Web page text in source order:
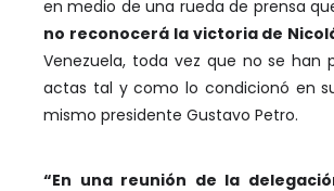
en medio de una rueda de prensa
no reconocerá la victoria de
Venezuela, toda vez que no se han
actas tal y como lo condicionó en
mismo presidente Gustavo Petro.
“En una reunión de la